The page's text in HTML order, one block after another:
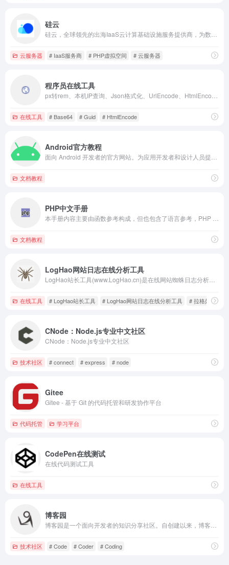
硅云
云服务器 # IaaS服务商 # PHP虚拟空间 # 云服务器
程序员在线工具
在线工具 # Base64 # Guid # HtmlEncode
Android官方教程
文档教程
PHP中文手册
文档教程
LogHao网站日志在线分析工具
在线工具 # LogHao站长工具 # LogHao网站日志在线分析工具 # 拉格好百度
CNode：Node.js专业中文社区
CNode：Node.js专业中文社区
技术社区 # connect # express # node
Gitee
Gitee - 基于 Git 的代码托管和研发协作平台
代码托管 学习平台
CodePen在线测试
在线代码测试工具
在线工具
博客园
技术社区 # Code # Coder # Coding